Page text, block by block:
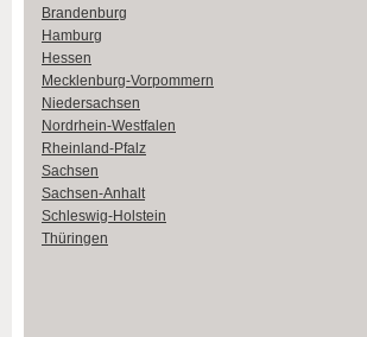
Brandenburg
Hamburg
Hessen
Mecklenburg-Vorpommern
Niedersachsen
Nordrhein-Westfalen
Rheinland-Pfalz
Sachsen
Sachsen-Anhalt
Schleswig-Holstein
Thüringen